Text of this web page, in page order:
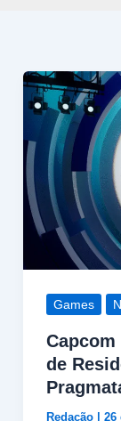
Games
de
Redação | 26